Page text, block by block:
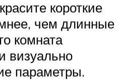
короткие
чем длинные
комната
визуально
параметры.